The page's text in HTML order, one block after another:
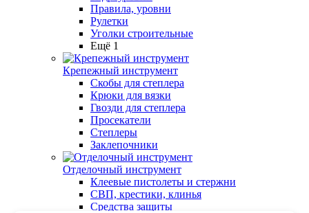
Правила, уровни
Рулетки
Уголки строительные
Ещё 1
Крепежный инструмент
Скобы для степлера
Крюки для вязки
Гвозди для степлера
Просекатели
Степлеры
Заклепочники
Отделочный инструмент
Клеевые пистолеты и стержни
СВП, крестики, клинья
Средства защиты